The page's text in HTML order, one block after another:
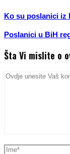
Ko su poslanici iz
Poslanici u BiH
Šta Vi mislite o